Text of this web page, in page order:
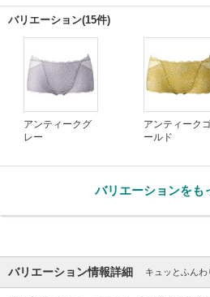
バリエーション(15件)
アンティークグ
レー
アンティーク
ールド
バリエーションをも
バリエーション情報詳細 キュッとふん